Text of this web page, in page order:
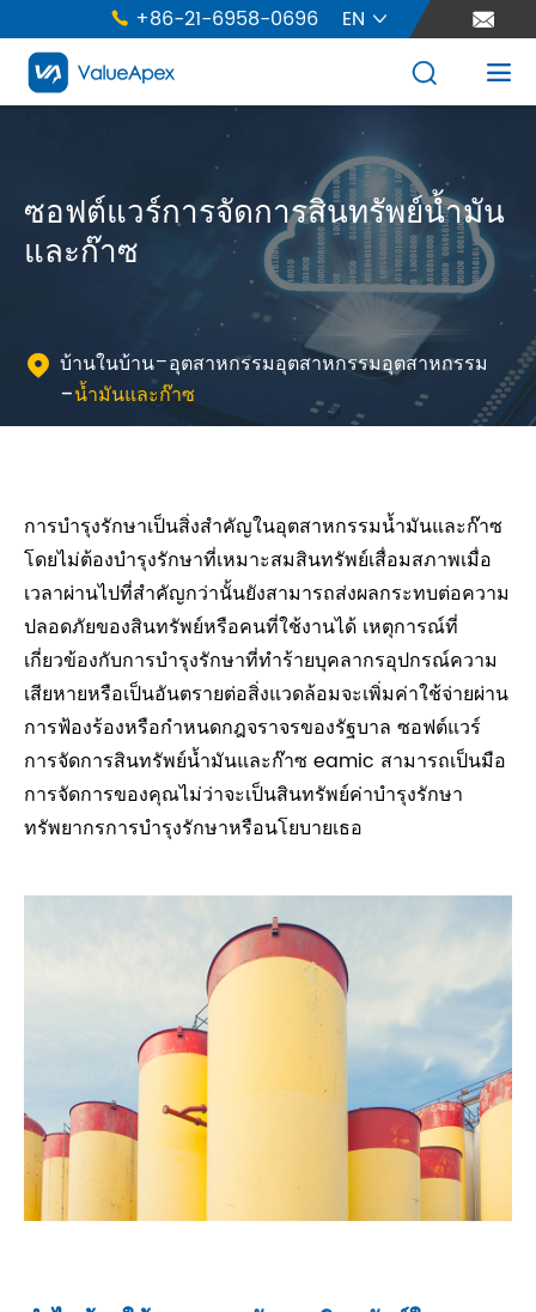
 +86-21-6958-0696 EN  
 
ซอฟต์แวร์การจัดการสินทรัพย์น้ำมัน
และก๊าซ
 บ้านในบ้าน อุตสาหกรรมอุตสาหกรรมอุตสาหกรรม
น้ำมันและก๊าซ
การบำรุงรักษาเป็นสิ่งสำคัญในอุตสาหกรรมน้ำมันและก๊าซ
โดยไม่ต้องบำรุงรักษาที่เหมาะสมสินทรัพย์เสื่อมสภาพเมื่อ
เวลาผ่านไปที่สำคัญกว่านั้นยังสามารถส่งผลกระทบต่อความ
ปลอดภัยของสินทรัพย์หรือคนที่ใช้งานได้ เหตุการณ์ที่
เกี่ยวข้องกับการบำรุงรักษาที่ทำร้ายบุคลากรอุปกรณ์ความ
เสียหายหรือเป็นอันตรายต่อสิ่งแวดล้อมจะเพิ่มค่าใช้จ่ายผ่าน
การฟ้องร้องหรือกำหนดกฎจราจรของรัฐบาล ซอฟต์แวร์
การจัดการสินทรัพย์น้ำมันและก๊าซ eamic สามารถเป็นมือ
การจัดการของคุณไม่ว่าจะเป็นสินทรัพย์ค่าบำรุงรักษา
ทรัพยากรการบำรุงรักษาหรือนโยบายเธอ